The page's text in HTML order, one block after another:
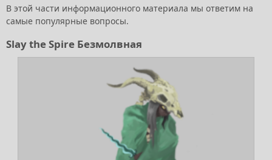
В этой части информационного материала мы ответим на
самые популярные вопросы.
Slay the Spire Безмолвная